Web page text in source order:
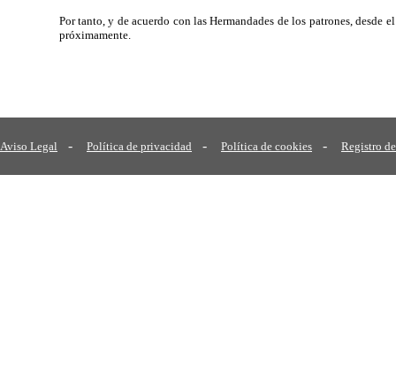
Por tanto, y de acuerdo con las Hermandades de los patrones, desde
próximamente.
Aviso Legal - Política de privacidad - Política de cookies - Registro